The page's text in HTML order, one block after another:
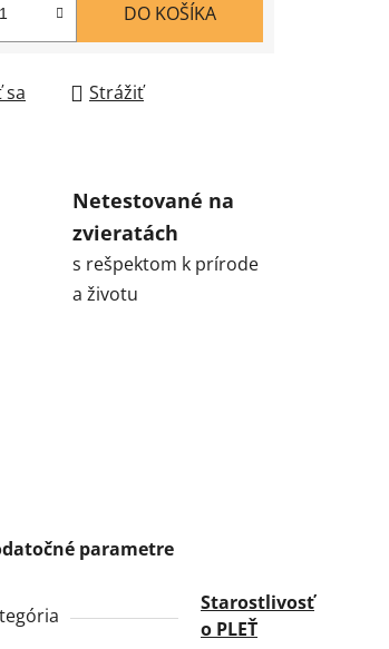
DO KOŠÍKA
sa
Strážiť
Netestované na
zvieratách
s rešpektom k prírode
a životu
parametre
Starostlivosť
o PLEŤ